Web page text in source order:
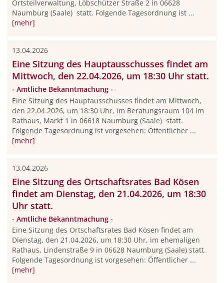
Ortsteilverwaltung, Löbschützer Straße 2 in 06628
Naumburg (Saale) statt. Folgende Tagesordnung ist ...
[mehr]
13.04.2026
Eine Sitzung des Hauptausschusses findet am
Mittwoch, den 22.04.2026, um 18:30 Uhr statt.
- Amtliche Bekanntmachung -
Eine Sitzung des Hauptausschusses findet am Mittwoch,
den 22.04.2026, um 18:30 Uhr, im Beratungsraum 104 im
Rathaus, Markt 1 in 06618 Naumburg (Saale) statt.
Folgende Tagesordnung ist vorgesehen: Öffentlicher ...
[mehr]
13.04.2026
Eine Sitzung des Ortschaftsrates Bad Kösen
findet am Dienstag, den 21.04.2026, um 18:30
Uhr statt.
- Amtliche Bekanntmachung -
Eine Sitzung des Ortschaftsrates Bad Kösen findet am
Dienstag, den 21.04.2026, um 18:30 Uhr, im ehemaligen
Rathaus, Lindenstraße 9 in 06628 Naumburg (Saale) statt.
Folgende Tagesordnung ist vorgesehen: Öffentlicher ...
[mehr]